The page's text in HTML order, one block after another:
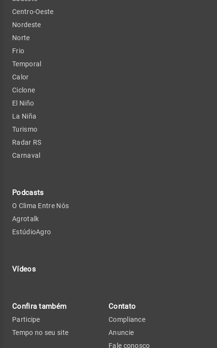
Centro-Oeste
Nordeste
Norte
Frio
Temporal
Calor
Ciclone
El Niño
La Niña
Turismo
Radar RS
Carnaval
Podcasts
O Clima Entre Nós
Agrotalk
EstúdioAgro
Vídeos
Confira também
Participe
Tempo no seu site
Contato
Compliance
Anuncie
Fale conosco